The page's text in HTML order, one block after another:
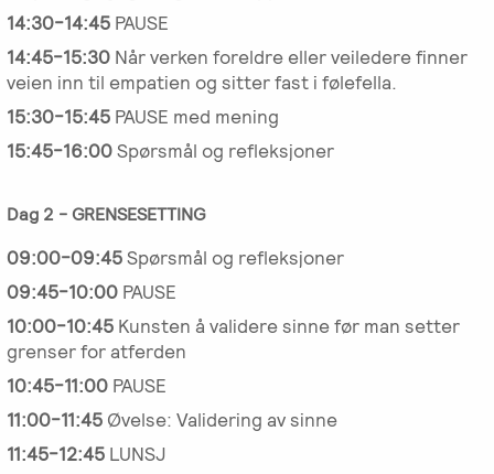
14:30-14:45 PAUSE
14:45-15:30 Når verken foreldre eller veiledere finner
veien inn til empatien og sitter fast i følefella.
15:30-15:45 PAUSE med mening
15:45-16:00Spørsmål og refleksjoner
Dag 2 - GRENSESETTING
09:00-09:45Spørsmål og refleksjoner
09:45-10:00 PAUSE
10:00-10:45 Kunsten å validere sinne før man setter
grenser for atferden
10:45-11:00 PAUSE
11:00-11:45 Øvelse: Validering av sinne
11:45-12:45 LUNSJ